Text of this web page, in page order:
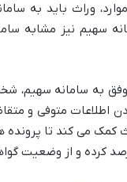
وراث باید به
به سامانه سهیم،
اطلاعات متوفی و
کمک می کند تا
کرده و از وضعیت